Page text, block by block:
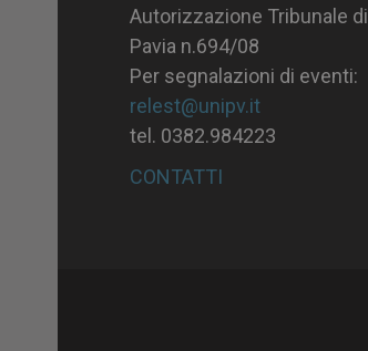
Autorizzazione Tribunale di
Pavia n.694/08
Per segnalazioni di eventi:
relest@unipv.it
tel. 0382.984223
CONTATTI